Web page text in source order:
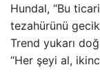
Hundal, “Bu
tezahürünü
Trend yukarı
“Her şeyi al,